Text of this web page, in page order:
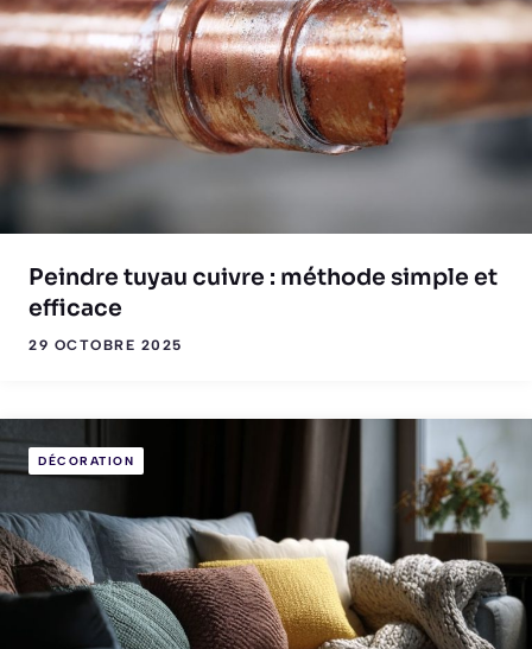
Peindre tuyau cuivre : méthode simple et
efficace
29 OCTOBRE 2025
DÉCORATION